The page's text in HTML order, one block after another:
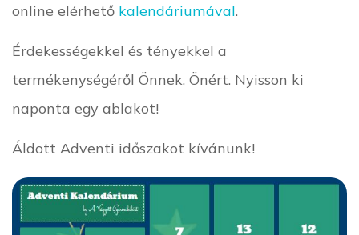
online elérhető kalendáriumával.
Érdekességekkel és tényekkel a
termékenységéről Önnek, Önért. Nyisson ki
naponta egy ablakot!
Áldott Adventi időszakot kívánunk!